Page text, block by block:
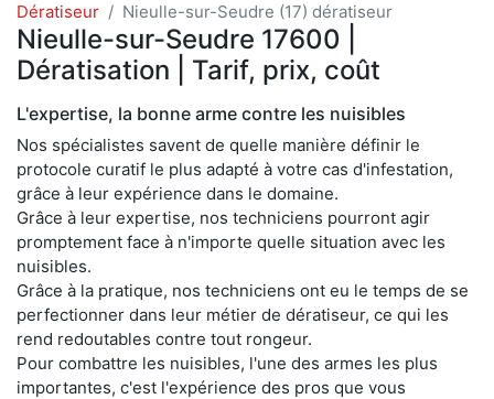
Dératiseur Nieulle-sur-Seudre (17) dératiseur
Nieulle-sur-Seudre 17600 |
Dératisation | Tarif, prix, coût
L'expertise, la bonne arme contre les nuisibles
Nos spécialistes savent de quelle manière définir le
protocole curatif le plus adapté à votre cas d'infestation,
grâce à leur expérience dans le domaine.
Grâce à leur expertise, nos techniciens pourront agir
promptement face à n'importe quelle situation avec les
nuisibles.
Grâce à la pratique, nos techniciens ont eu le temps de se
perfectionner dans leur métier de dératiseur, ce qui les
rend redoutables contre tout rongeur.
Pour combattre les nuisibles, l'une des armes les plus
importantes, c'est l'expérience des pros que vous